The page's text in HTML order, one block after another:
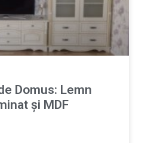
Domus: Lemn
și MDF